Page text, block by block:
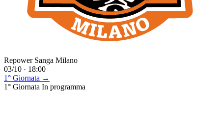
Repower Sanga Milano
03/10 · 18:00
1° Giornata →
1° Giornata In programma